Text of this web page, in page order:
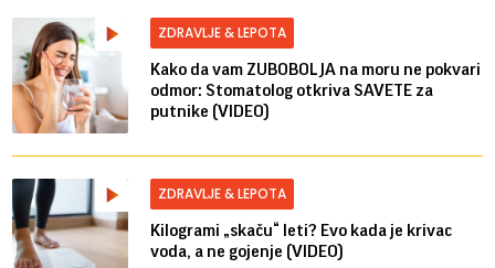
ZDRAVLJE & LEPOTA
Kako da vam ZUBOBOLJA na moru ne pokvari
odmor: Stomatolog otkriva SAVETE za
putnike (VIDEO)
ZDRAVLJE & LEPOTA
Kilogrami „skaču“ leti? Evo kada je krivac
voda, a ne gojenje (VIDEO)